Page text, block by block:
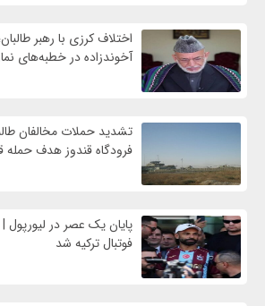
اختلاف کرزی با رهبر
آخوندزاده در خطبه‌های
تشدید حملات مخالفان
فرودگاه قندوز هدف حمله
پایان یک عصر در
فوتبال ترکیه شد